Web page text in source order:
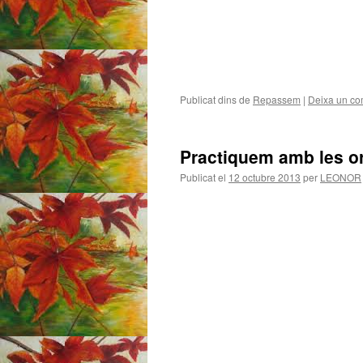
Publicat dins de Repassem | Deixa un
Practiquem amb les
Publicat el 12 octubre 2013 per LEONOR